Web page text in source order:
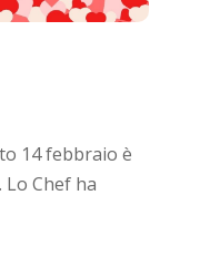
14 febbraio è
Chef ha